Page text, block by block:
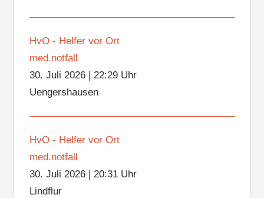
HvO - Helfer vor Ort
med.notfall
30. Juli 2026| 22:29 Uhr
Uengershausen
HvO - Helfer vor Ort
med.notfall
30. Juli 2026| 20:31 Uhr
Lindflur